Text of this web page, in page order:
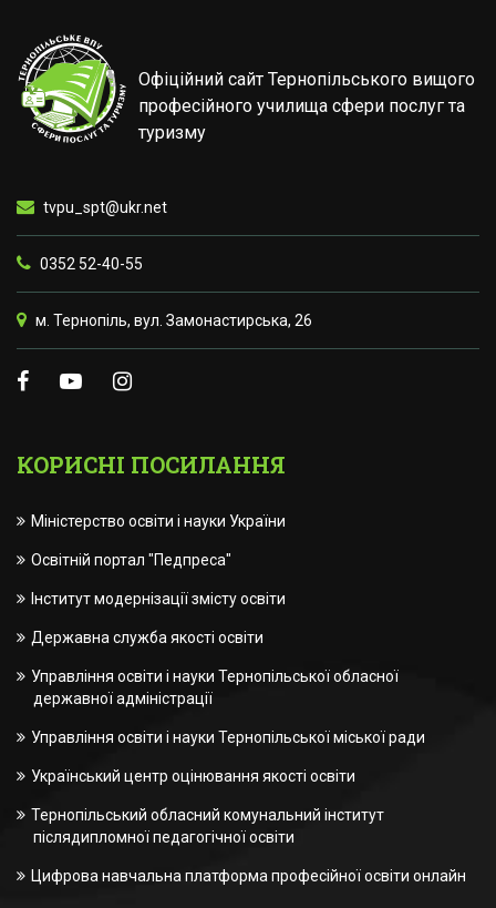
Офіційний сайт Тернопільського вищого
професійного училища сфери послуг та
туризму
tvpu_spt@ukr.net
0352 52-40-55
м. Тернопіль, вул. Замонастирська, 26
КОРИСНІ ПОСИЛАННЯ
Міністерство освіти і науки України
Освітній портал "Педпреса"
Інститут модернізації змісту освіти
Державна служба якості освіти
Управління освіти і науки Тернопільської обласної
державної адміністрації
Управління освіти і науки Тернопільської міської ради
Український центр оцінювання якості освіти
Тернопільський обласний комунальний інститут
післядипломної педагогічної освіти
Цифрова навчальна платформа професійної освіти онлайн